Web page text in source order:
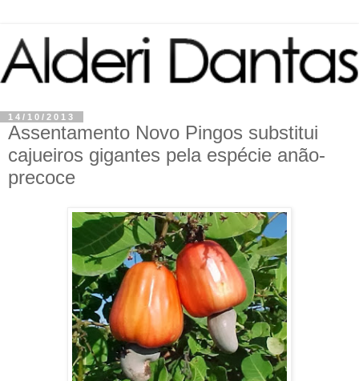
14/10/2013
Assentamento Novo Pingos substitui
cajueiros gigantes pela espécie anão-
precoce